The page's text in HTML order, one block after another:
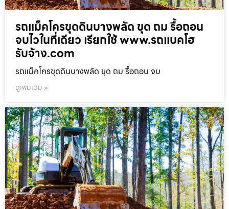
รถแม็คโครขุดดินบางพลัด ขุด ถม รื้อถอน
จบไวในที่เดียว เรียกใช้ www.รถแบคโฮ
รับจ้าง.com
รถแม็คโครขุดดินบางพลัด ขุด ถม รื้อถอน จบ
ดูเพิ่มเติม »